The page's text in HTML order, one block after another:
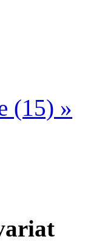
(15) »